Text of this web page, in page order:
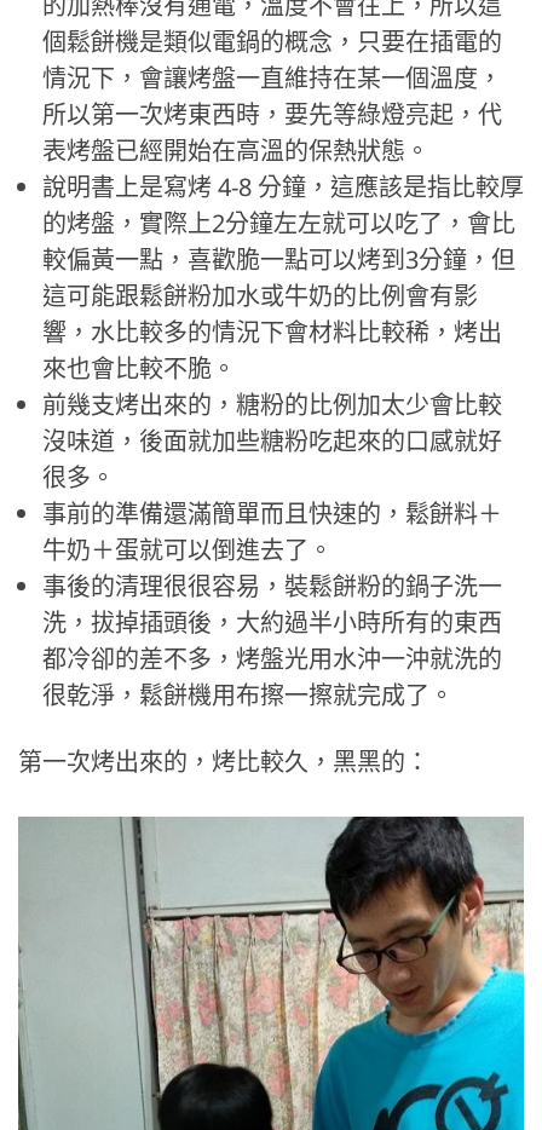
個鬆餅機是類似電鍋的概念，只要在插電的
情況下，會讓烤盤一直維持在某一個溫度，
所以第一次烤東西時，要先等綠燈亮起，代
表烤盤已經開始在高溫的保熱狀態。
說明書上是寫烤 4-8 分鐘，這應該是指比較厚
的烤盤，實際上2分鐘左左就可以吃了，會比
較偏黃一點，喜歡脆一點可以烤到3分鐘，但
這可能跟鬆餅粉加水或牛奶的比例會有影
響，水比較多的情況下會材料比較稀，烤出
來也會比較不脆。
前幾支烤出來的，糖粉的比例加太少會比較
沒味道，後面就加些糖粉吃起來的口感就好
很多。
事前的準備還滿簡單而且快速的，鬆餅料＋
牛奶＋蛋就可以倒進去了。
事後的清理很很容易，裝鬆餅粉的鍋子洗一
洗，拔掉插頭後，大約過半小時所有的東西
都冷卻的差不多，烤盤光用水沖一沖就洗的
很乾淨，鬆餅機用布擦一擦就完成了。
第一次烤出來的，烤比較久，黑黑的：